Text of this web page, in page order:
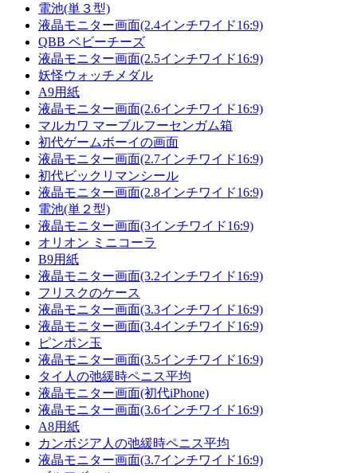
電池(単３型)
液晶モニター画面(2.4インチワイド16:9)
QBB ベビーチーズ
液晶モニター画面(2.5インチワイド16:9)
妖怪ウォッチメダル
A9用紙
液晶モニター画面(2.6インチワイド16:9)
マルカワ マーブルフーセンガム箱
初代ゲームボーイの画面
液晶モニター画面(2.7インチワイド16:9)
初代ビックリマンシール
液晶モニター画面(2.8インチワイド16:9)
電池(単２型)
液晶モニター画面(3インチワイド16:9)
オリオン ミニコーラ
B9用紙
液晶モニター画面(3.2インチワイド16:9)
フリスクのケース
液晶モニター画面(3.3インチワイド16:9)
液晶モニター画面(3.4インチワイド16:9)
ピンポン玉
液晶モニター画面(3.5インチワイド16:9)
タイ人の弛緩時ペニス平均
液晶モニター画面(初代iPhone)
液晶モニター画面(3.6インチワイド16:9)
A8用紙
カンボジア人の弛緩時ペニス平均
液晶モニター画面(3.7インチワイド16:9)